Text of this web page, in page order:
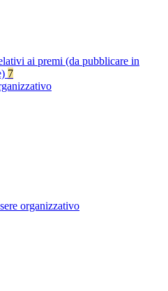
ai premi (da pubblicare in
7
organizzativo